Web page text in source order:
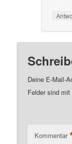
Deine E-Mail-
Felder sind mit
Kommentar